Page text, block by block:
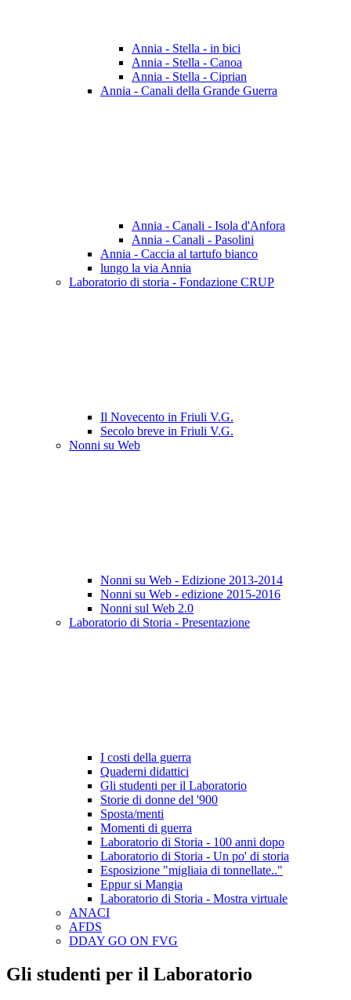
Annia - Stella - in bici
Annia - Stella - Canoa
Annia - Stella - Ciprian
Annia - Canali della Grande Guerra
Annia - Canali - Isola d'Anfora
Annia - Canali - Pasolini
Annia - Caccia al tartufo bianco
lungo la via Annia
Laboratorio di storia - Fondazione CRUP
Il Novecento in Friuli V.G.
Secolo breve in Friuli V.G.
Nonni su Web
Nonni su Web - Edizione 2013-2014
Nonni su Web - edizione 2015-2016
Nonni sul Web 2.0
Laboratorio di Storia - Presentazione
I costi della guerra
Quaderni didattici
Gli studenti per il Laboratorio
Storie di donne del '900
Sposta/menti
Momenti di guerra
Laboratorio di Storia - 100 anni dopo
Laboratorio di Storia - Un po' di storia
Esposizione "migliaia di tonnellate.."
Eppur si Mangia
Laboratorio di Storia - Mostra virtuale
ANACI
AFDS
DDAY GO ON FVG
Gli studenti per il Laboratorio